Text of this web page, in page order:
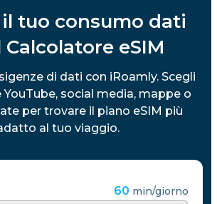
il tuo consumo dati
eSIM
di dati con iRoamly. Scegli
social media, mappe o
per trovare il piano eSIM più
al tuo viaggio.
60 min/giorno